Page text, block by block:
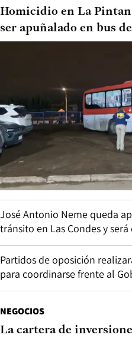
Homicidio en La
ser apuñalado en bus
José Antonio Neme queda
tránsito en Las Condes y
Partidos de oposición
para coordinarse frente al
NEGOCIOS
La cartera de